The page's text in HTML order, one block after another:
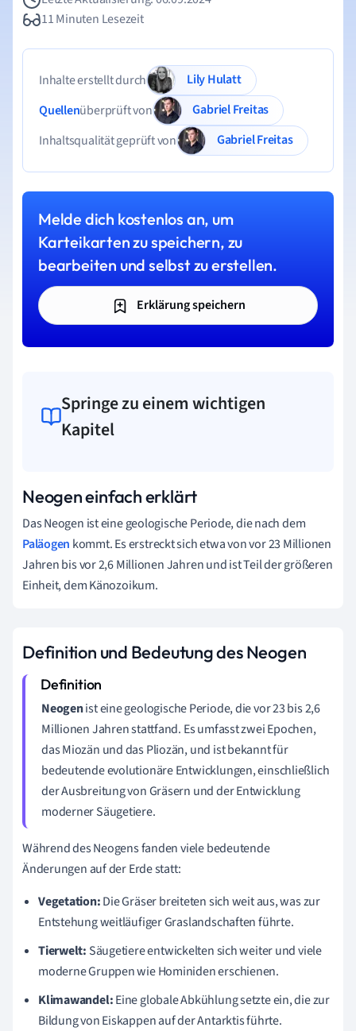
11 Minuten Lesezeit
Inhalte erstellt durch
Lily Hulatt
Quellenüberprüft von
Gabriel Freitas
Inhaltsqualität geprüft von
Gabriel Freitas
Melde dich kostenlos an, um
Karteikarten zu speichern, zu
bearbeiten und selbst zu erstellen.
Erklärung speichern
Springe zu einem wichtigen
Kapitel
Neogen einfach erklärt
Das Neogen ist eine geologische Periode, die nach dem
Paläogen kommt. Es erstreckt sich etwa von vor 23 Millionen
Jahren bis vor 2,6 Millionen Jahren und ist Teil der größeren
Einheit, dem Känozoikum.
Definition und Bedeutung des Neogen
Neogenist eine geologische Periode, die vor 23 bis 2,6
Millionen Jahren stattfand. Es umfasst zwei Epochen,
das Miozän und das Pliozän, und ist bekannt für
bedeutende evolutionäre Entwicklungen, einschließlich
der Ausbreitung von Gräsern und der Entwicklung
moderner Säugetiere.
Während des Neogens fanden viele bedeutende
Änderungen auf der Erde statt:
Vegetation:Die Gräser breiteten sich weit aus, was zur
Entstehung weitläufiger Graslandschaften führte.
Tierwelt: Säugetiere entwickelten sich weiter und viele
moderne Gruppen wie Hominiden erschienen.
Klimawandel:Eine globale Abkühlung setzte ein, die zur
Bildung von Eiskappen auf der Antarktis führte.